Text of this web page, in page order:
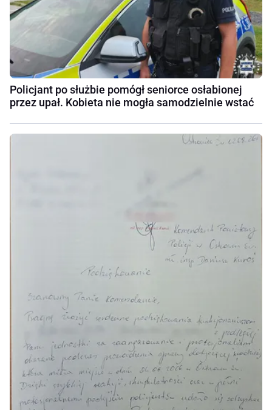
Policjant po służbie pomógł seniorce osłabionej
przez upał. Kobieta nie mogła samodzielnie wstać